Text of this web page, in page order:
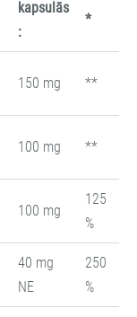
kapsulās
:
*
150 mg **
100 mg **
100 mg
125
%
40 mg
NE
250
%